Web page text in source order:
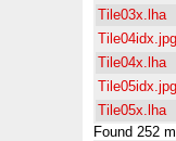
Tile03x.lha
Tile04idx.jpg
Tile04x.lha
Tile05idx.jpg
Tile05x.lha
Found 252